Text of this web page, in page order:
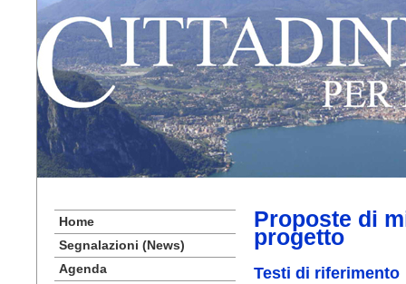
Home
Segnalazioni (News)
Agenda
Proposte di
progetto
Testi di riferimento